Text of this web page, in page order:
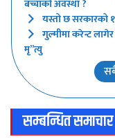
बच्चाको अवस्था ?
यस्तो छ सरकारको
गुल्मीमा करेन्ट
मृ”त्यु
सम्बन्धित समाचार